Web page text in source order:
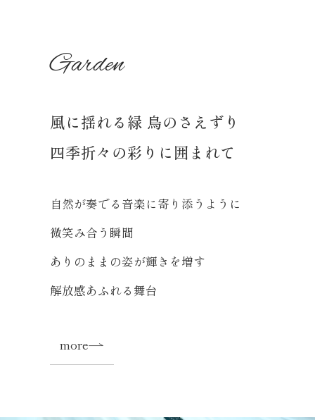
Garden
風に揺れる緑 鳥のさえずり
四季折々の彩りに囲まれて
自然が奏でる音楽に寄り添うように
微笑み合う瞬間
ありのままの姿が輝きを増す
解放感あふれる舞台
more